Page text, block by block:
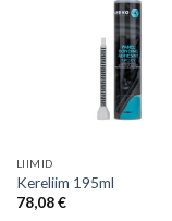
LIIMID
Kereliim 195ml
78,08€